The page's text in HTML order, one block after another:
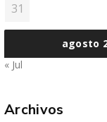
agosto
31
« Jul
Archivos